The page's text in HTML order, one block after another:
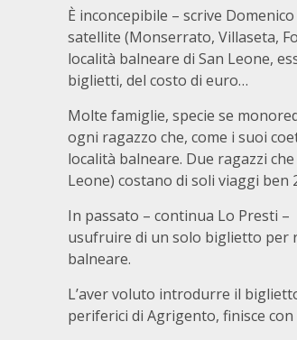
È inconcepibile – scrive
satellite (Monserrato, Villaseta,
località balneare di San Leone,
biglietti, del costo di euro…
Molte famiglie, specie se
ogni ragazzo che, come i suoi
località balneare. Due ragazzi
Leone) costano di soli viaggi ben
In passato – continua Lo Presti
usufruire di un solo biglietto per
balneare.
L’aver voluto introdurre il
periferici di Agrigento, finisce